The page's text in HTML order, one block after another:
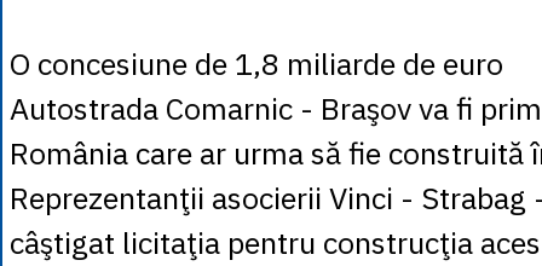
O concesiune de 1,8 miliarde de euro
Autostrada Comarnic - Bra­şov va fi
România care ar urma să fie construită
Reprezentanţii asocierii Vinci - Strabag
câştigat licitaţia pentru construcţia